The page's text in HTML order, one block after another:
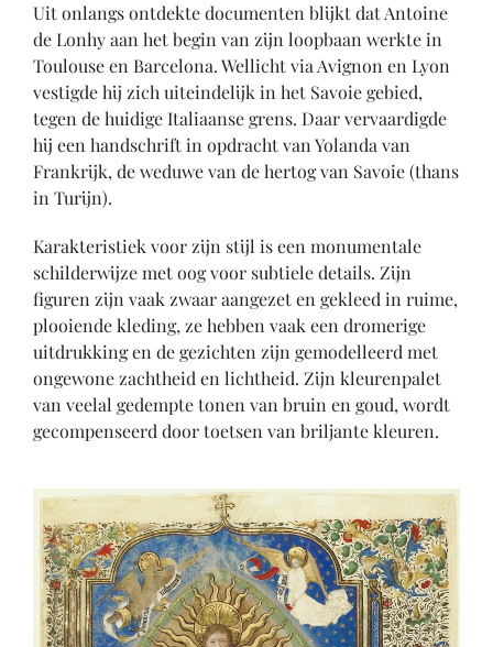
Uit onlangs ontdekte documenten blijkt dat Antoine
de Lonhy aan het begin van zijn loopbaan werkte in
Toulouse en Barcelona. Wellicht via Avignon en Lyon
vestigde hij zich uiteindelijk in het Savoie gebied,
tegen de huidige Italiaanse grens. Daar vervaardigde
hij een handschrift in opdracht van Yolanda van
Frankrijk, de weduwe van de hertog van Savoie (thans
in Turijn).
Karakteristiek voor zijn stijl is een monumentale
schilderwijze met oog voor subtiele details. Zijn
figuren zijn vaak zwaar aangezet en gekleed in ruime,
plooiende kleding, ze hebben vaak een dromerige
uitdrukking en de gezichten zijn gemodelleerd met
ongewone zachtheid en lichtheid. Zijn kleurenpalet
van veelal gedempte tonen van bruin en goud, wordt
gecompenseerd door toetsen van briljante kleuren.